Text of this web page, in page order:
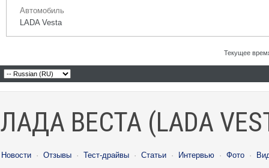
Автомобиль
LADA Vesta
Текущее
ЛАДА ВЕСТА (LADA
Новости · Отзывы · Тест-драйвы · Статьи · Интервью · Фото ·